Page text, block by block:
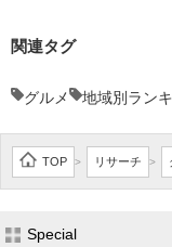
関連タグ
グルメ 地域別ラン
TOP > リサーチ >
Special